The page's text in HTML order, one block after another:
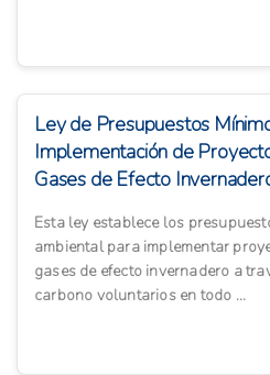
Ley de Presupuestos
Implementación de
Gases de Efecto
Esta ley establece los
ambiental para implementar
gases de efecto invernadero a
carbono voluntarios en todo ...